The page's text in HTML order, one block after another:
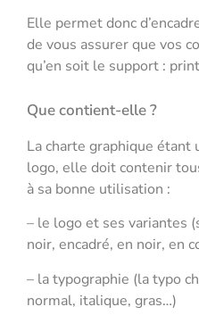
Elle permet donc
de vous assurer que vos
qu’en soit le support :
Que contient-elle ?
La charte graphique étant
logo, elle doit contenir
à sa bonne utilisation :
– le logo et ses variantes
noir, encadré, en noir, en
– la typographie (la typo
normal, italique, gras…)